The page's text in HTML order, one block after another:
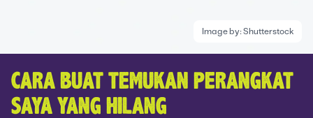
Image by:Shutterstock
CARA BUAT TEMUKAN PERANGKAT
SAYA YANG HILANG